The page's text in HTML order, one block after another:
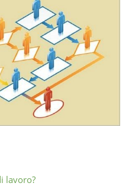
lavoro?